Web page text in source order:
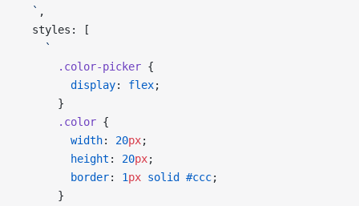
  `
,
  styles: [
    `
      .color-picker
{
        display
: flex;
      }
      .color
{
        width
: 20px;
        height
: 20px;
        border
: 1px solid #ccc;
      }